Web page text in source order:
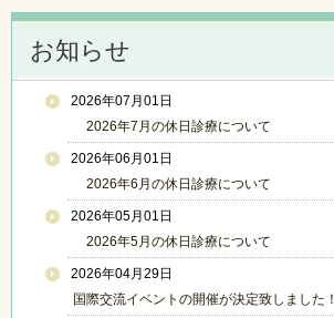
お知らせ
2026年07月01日
2026年7月の休日診療について
2026年06月01日
2026年6月の休日診療について
2026年05月01日
2026年5月の休日診療について
2026年04月29日
国際交流イベントの開催が決定致しました！